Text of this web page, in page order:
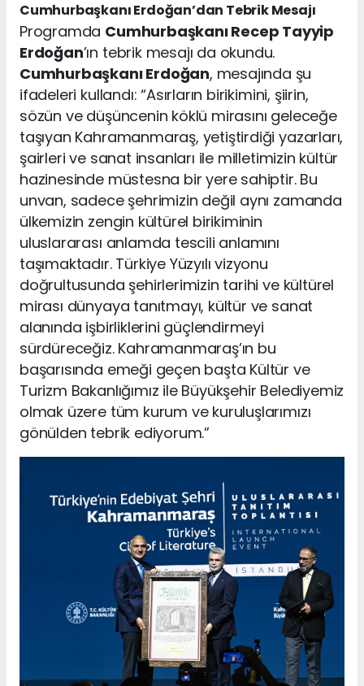
Cumhurbaşkanı Erdoğan’dan Tebrik Mesajı
Programda Cumhurbaşkanı Recep Tayyip
Erdoğan’ın tebrik mesajı da okundu.
Cumhurbaşkanı Erdoğan, mesajında şu
ifadeleri kullandı: “Asırların birikimini, şiirin,
sözün ve düşüncenin köklü mirasını geleceğe
taşıyan Kahramanmaraş, yetiştirdiği yazarları,
şairleri ve sanat insanları ile milletimizin kültür
hazinesinde müstesna bir yere sahiptir. Bu
unvan, sadece şehrimizin değil aynı zamanda
ülkemizin zengin kültürel birikiminin
uluslararası anlamda tescili anlamını
taşımaktadır. Türkiye Yüzyılı vizyonu
doğrultusunda şehirlerimizin tarihi ve kültürel
mirası dünyaya tanıtmayı, kültür ve sanat
alanında işbirliklerini güçlendirmeyi
sürdüreceğiz. Kahramanmaraş’ın bu
başarısında emeği geçen başta Kültür ve
Turizm Bakanlığımız ile Büyükşehir Belediyemiz
olmak üzere tüm kurum ve kuruluşlarımızı
gönülden tebrik ediyorum.”